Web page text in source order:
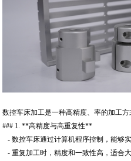
数控车床加工是一种高精度、率的加工方
### 1. **高精度与高重复性**
- 数控车床通过计算机程序控制，能够
- 重复加工时，精度和一致性高，适合大